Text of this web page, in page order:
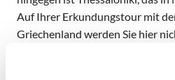
Auf Ihrer Erkundungstour mit
Griechenland werden Sie hier
historischen